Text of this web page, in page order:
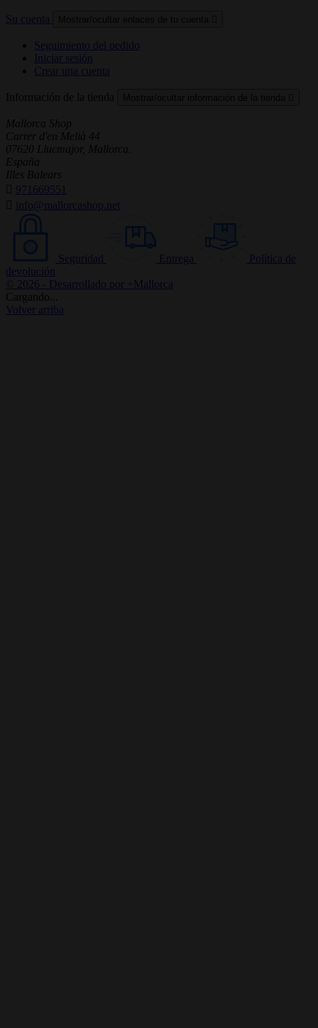
Su cuenta
Seguimiento del pedido
Iniciar sesión
Crear una cuenta
Información de la tienda
Mallorca Shop
Carrer d'en Melià 44
07620 Llucmajor, Mallorca.
España
Illes Balears
971669551
info@mallorcashop.net
Seguridad Entrega
Política de
devolución
© 2026 - Desarrollado por +Mallorca
Cargando...
Volver arriba